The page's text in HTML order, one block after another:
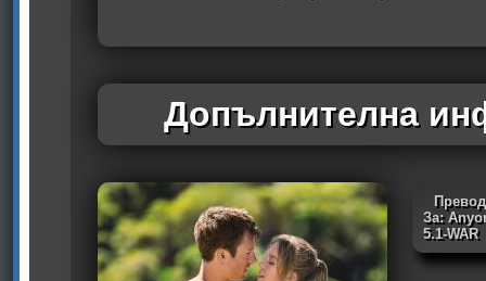
Допълнителна
За:
5.1-WAR